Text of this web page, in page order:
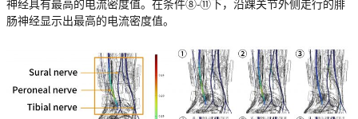
神经具有最高的电流密度值。在条件⑧-⑪下，沿踝关节外侧走行的腓
肠神经显示出最高的电流密度值。